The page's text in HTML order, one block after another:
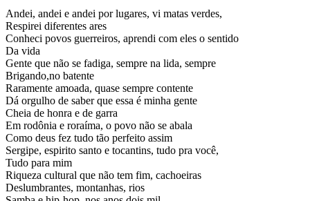
Andei, andei e andei por lugares, vi matas verdes,
Respirei diferentes ares
Conheci povos guerreiros, aprendi com eles o sentido
Da vida
Gente que não se fadiga, sempre na lida, sempre
Brigando,no batente
Raramente amoada, quase sempre contente
Dá orgulho de saber que essa é minha gente
Cheia de honra e de garra
Em rodônia e roraíma, o povo não se abala
Como deus fez tudo tão perfeito assim
Sergipe, espirito santo e tocantins, tudo pra você,
Tudo para mim
Riqueza cultural que não tem fim, cachoeiras
Deslumbrantes, montanhas, rios